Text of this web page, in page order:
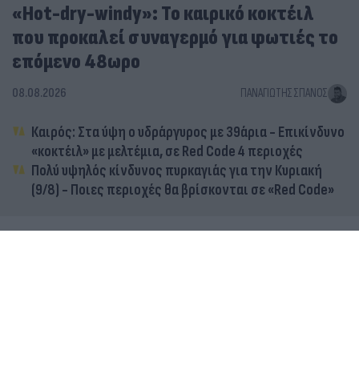
«Hot-dry-windy»: Το καιρικό κοκτέιλ
που προκαλεί συναγερμό για φωτιές το
επόμενο 48ωρο
08.08.2026 ΠΑΝΑΓΙΏΤΗΣ ΣΠΑΝΌΣ
Καιρός: Στα ύψη ο υδράργυρος με 39άρια - Επικίνδυνο
«κοκτέιλ» με μελτέμια, σε Red Code 4 περιοχές
Πολύ υψηλός κίνδυνος πυρκαγιάς για την Κυριακή
(9/8) - Ποιες περιοχές θα βρίσκονται σε «Red Code»